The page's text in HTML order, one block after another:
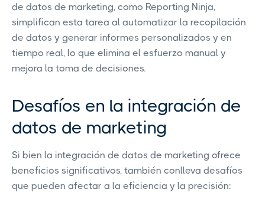
de datos de marketing, como Reporting Ninja,
simplifican esta tarea al automatizar la recopilación
de datos y generar informes personalizados y en
tiempo real, lo que elimina el esfuerzo manual y
mejora la toma de decisiones.
Desafíos en la integración de
datos de marketing
Si bien la integración de datos de marketing ofrece
beneficios significativos, también conlleva desafíos
que pueden afectar a la eficiencia y la precisión: